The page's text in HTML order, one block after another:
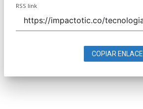
RSS link
COPIAR ENLACE